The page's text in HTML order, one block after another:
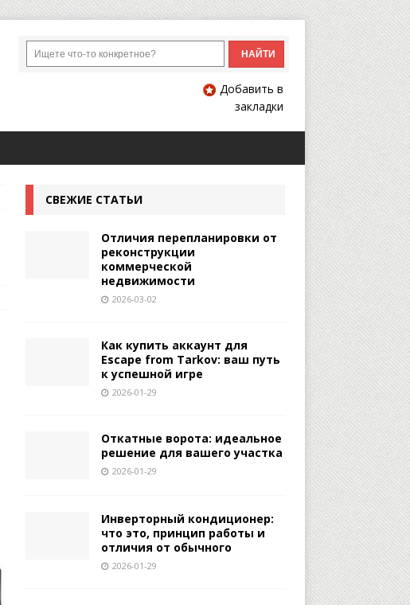
Добавить в
закладки
СВЕЖИЕ СТАТЬИ
Отличия перепланировки от
реконструкции
коммерческой
недвижимости
2026-03-02
Как купить аккаунт для
Escape from Tarkov: ваш путь
к успешной игре
2026-01-29
Откатные ворота: идеальное
решение для вашего участка
2026-01-29
Инверторный кондиционер:
что это, принцип работы и
отличия от обычного
2026-01-29